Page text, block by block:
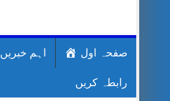
صفحہ اول اہم خبریں
رابطہ کریں